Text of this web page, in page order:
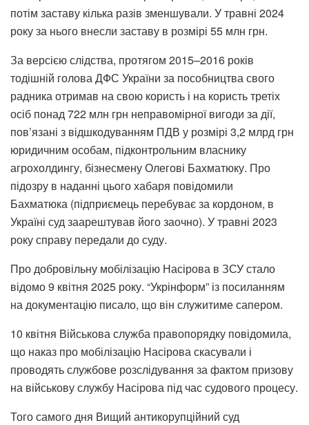
потім заставу кілька разів зменшували. У травні 2024
рокуза нього внесли заставу в розмірі 55 млн грн.
За версією слідства, протягом 2015–2016 років
тодішній голова ДФС України за пособництва свого
радника отримав на свою користь і на користь третіх
осіб понад 722 млн грн неправомірної вигоди за дії,
пов’язані з відшкодуванням ПДВ у розмірі 3,2 млрд грн
юридичним особам, підконтрольним власнику
агрохолдингу, бізнесмену Олегові Бахматюку. Про
підозру в наданні цього хабаря повідомили
Бахматюка (підприємець перебуває за кордоном, в
Україні суд заарештував його заочно). У травні 2023
року справу передали до суду.
Про добровільну мобілізацію Насірова в ЗСУ стало
відомо 9 квітня 2025 року. “Укрінформ” із посиланням
на документацію писало, що він служитиме сапером.
10 квітня Військова служба правопорядку повідомила,
що наказ про мобілізацію Насірова скасували і
проводять службове розслідування за фактом призову
на військову службу Насірова під час судового процесу.
Того самого дня Вищий антикорупційний суд